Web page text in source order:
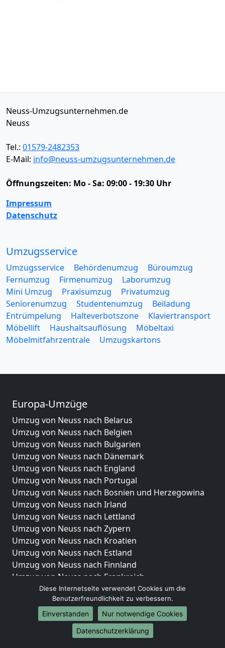
Neuss-Umzugsunternehmen.de
Neuss
Tel.: 01579-2482353
E-Mail: info@neuss-umzugsunternehmen.de
Öffnungszeiten: Mo - Sa: 09:00 - 19:30 Uhr
Impressum
Datenschutz
Umzugsservice
Umzugsservice Behördenumzug
Büroumzug
Fernumzug
Firmenumzug
Laborumzug
Mini Umzug
Praxisumzug
Privatumzug
Seniorenumzug
Studentenumzug
Beiladung
Entrümpelung
Halteverbotszone
Klaviertransport
Möbellift
Haushaltsauflösung
Möbeltaxi
Möbelmitfahrzentrale
Umzugskartons
Europa-Umzüge
Umzug von Neuss nach Belarus
Umzug von Neuss nach Belgien
Umzug von Neuss nach Bulgarien
Umzug von Neuss nach Dänemark
Umzug von Neuss nach England
Umzug von Neuss nach Portugal
Umzug von Neuss nach Bosnien und Herzegowina
Umzug von Neuss nach Irland
Umzug von Neuss nach Lettland
Umzug von Neuss nach Zypern
Umzug von Neuss nach Kroatien
Umzug von Neuss nach Estland
Umzug von Neuss nach Finnland
Umzug von Neuss nach Frankreich
Umzug von Neuss nach Griechenland
Umzug von Neuss nach Italien
Umzug von Neuss nach Liechtenstein
Umzug von Neuss nach Luxemburg
Umzug von Neuss nach Niederlande
Diese Internetseite verwendet Cookies um die
Benutzerfreundlichkeit zu verbessern.
Einverstanden
Nur notwendige Cookies
Datenschutzerklärung